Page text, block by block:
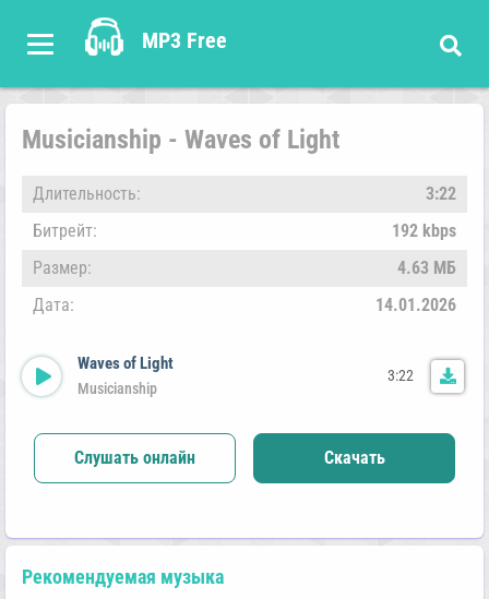
MP3 Free
Musicianship - Waves of Light
Длительность:
3:22
Битрейт:
192 kbps
Размер:
4.63 МБ
Дата:
14.01.2026
Waves of Light
Musicianship
3:22
Слушать онлайн Скачать
Рекомендуемая музыка